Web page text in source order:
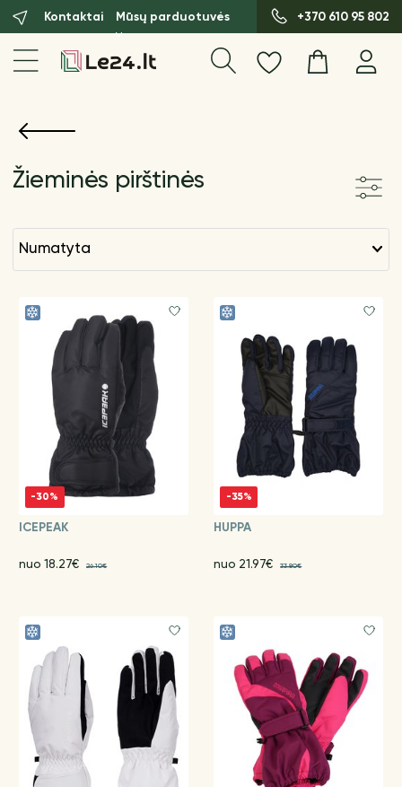
Kontaktai Mūsų parduotuvės +370 610 95 802
Žieminės pirštinės
numatyta
-30%
ICEPEAK
nuo 18.27€ 26.10€
-35%
HUPPA
nuo 21.97€ 33.80€